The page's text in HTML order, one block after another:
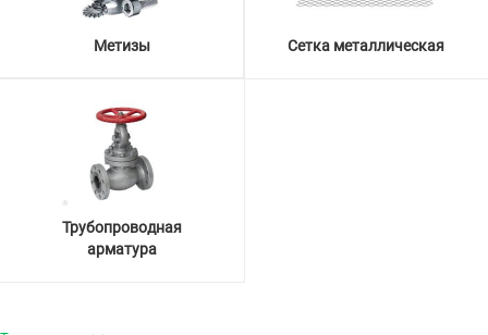
Метизы Сетка металлическая
Трубопроводная
арматура